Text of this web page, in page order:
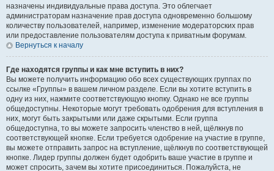
назначены индивидуальные права доступа. Это облегчает
администраторам назначение прав доступа одновременно большому
количеству пользователей, например, изменение модераторских прав
или предоставление пользователям доступа к приватным форумам.
Вернуться к началу
Где находятся группы и как мне вступить в них?
Вы можете получить информацию обо всех существующих группах по
ссылке «Группы» в вашем личном разделе. Если вы хотите вступить в
одну из них, нажмите соответствующую кнопку. Однако не все группы
общедоступны. Некоторые могут требовать одобрения для вступления в
них, могут быть закрытыми или даже скрытыми. Если группа
общедоступна, то вы можете запросить членство в ней, щёлкнув по
соответствующей кнопке. Если требуется одобрение на участие в группе,
вы можете отправить запрос на вступление, щёлкнув по соответствующей
кнопке. Лидер группы должен будет одобрить ваше участие в группе и
может спросить, зачем вы хотите присоединиться. Пожалуйста, не